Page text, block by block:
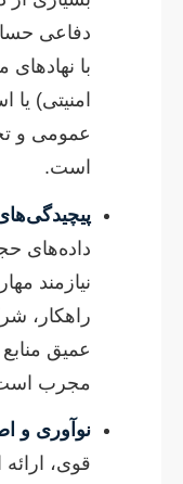
دفاعی
با
امنیتی) یا
عمومی و
است.
داده‌های
نیازمند
راهکار،
عمیق منابع
مجرب
نوآوری و
قوی، ارائه